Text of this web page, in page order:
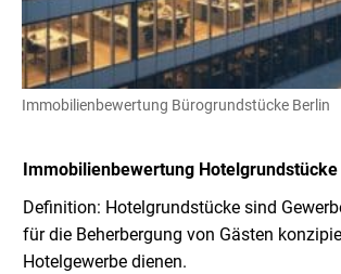
Immobilienbewertung Bürogrundstücke Berlin
Immobilienbewertung
Definition: Hotelgrundstücke sind
für die Beherbergung von Gästen
Hotelgewerbe dienen.